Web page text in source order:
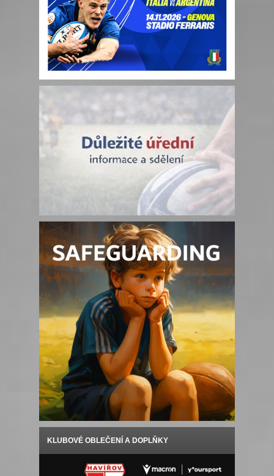
KLUBOVÉ OBLEČENÍ A DOPLŇKY